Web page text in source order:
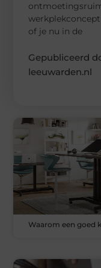
of je nu in de
Gepubliceerd
leeuwarden.nl
Waarom een goed